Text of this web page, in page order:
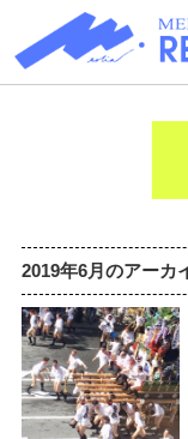
2019年6月のアーカ